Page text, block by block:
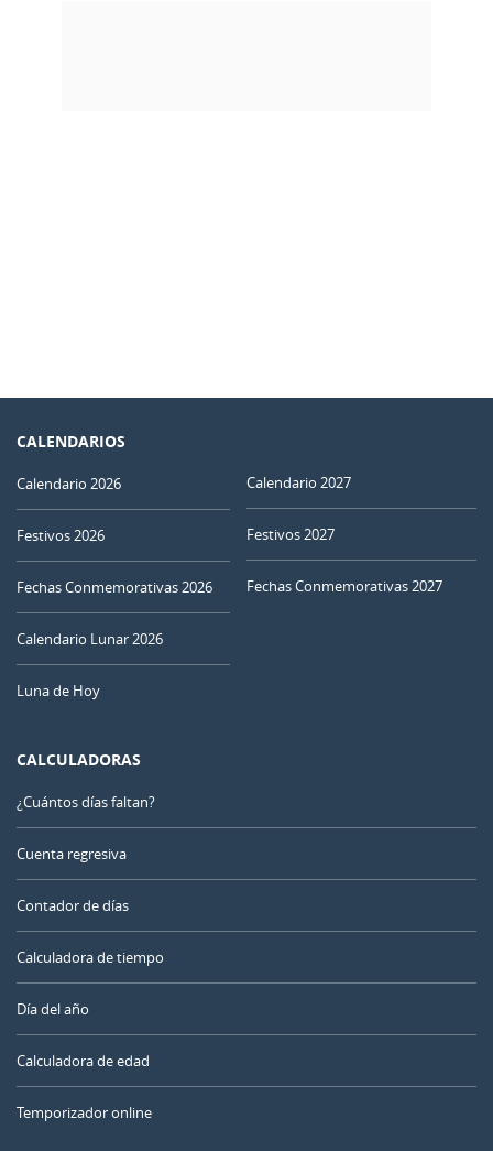
CALENDARIOS
Calendario 2026
Festivos 2026
Fechas Conmemorativas 2026
Calendario Lunar 2026
Luna de Hoy
Calendario 2027
Festivos 2027
Fechas Conmemorativas 2027
CALCULADORAS
¿Cuántos días faltan?
Cuenta regresiva
Contador de días
Calculadora de tiempo
Día del año
Calculadora de edad
Temporizador online